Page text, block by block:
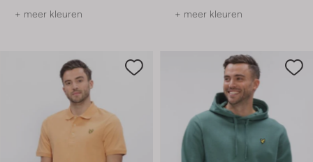
+ meer kleuren + meer kleuren